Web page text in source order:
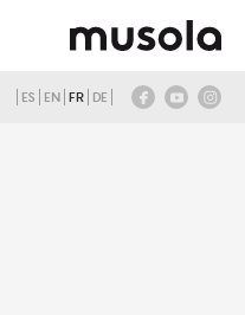
ES EN FR DE